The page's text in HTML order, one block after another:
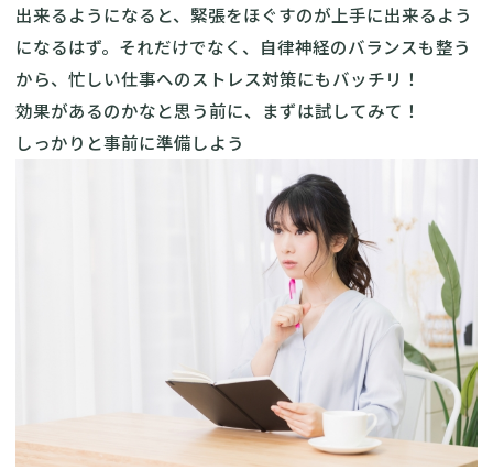
出来るようになると、緊張をほぐすのが上手に出来るよう
になるはず。それだけでなく、自律神経のバランスも整う
から、忙しい仕事へのストレス対策にもバッチリ！
効果があるのかなと思う前に、まずは試してみて！
しっかりと事前に準備しよう